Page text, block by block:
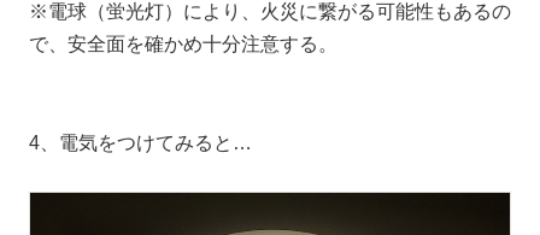
※電球（蛍光灯）により、火災に繋がる可能性もあるの
で、安全面を確かめ十分注意する。
4、電気をつけてみると…